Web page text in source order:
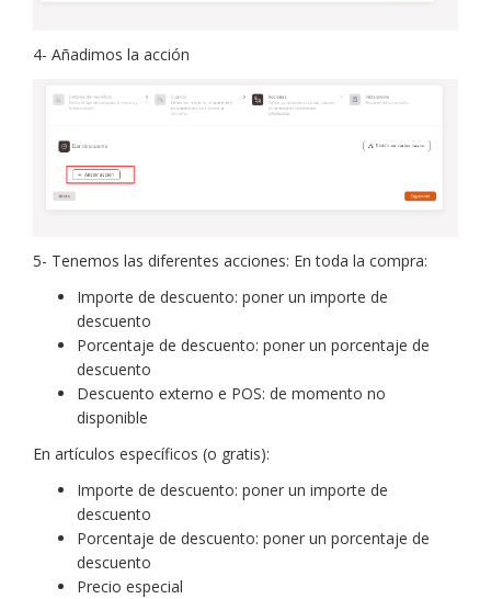
4- Añadimos la acción
5- Tenemos las diferentes acciones: En toda la compra:
Importe de descuento: poner un importe de
descuento
Porcentaje de descuento: poner un porcentaje de
descuento
Descuento externo e POS: de momento no
disponible
En artículos específicos (o gratis):
Importe de descuento: poner un importe de
descuento
Porcentaje de descuento: poner un porcentaje de
descuento
Precio especial